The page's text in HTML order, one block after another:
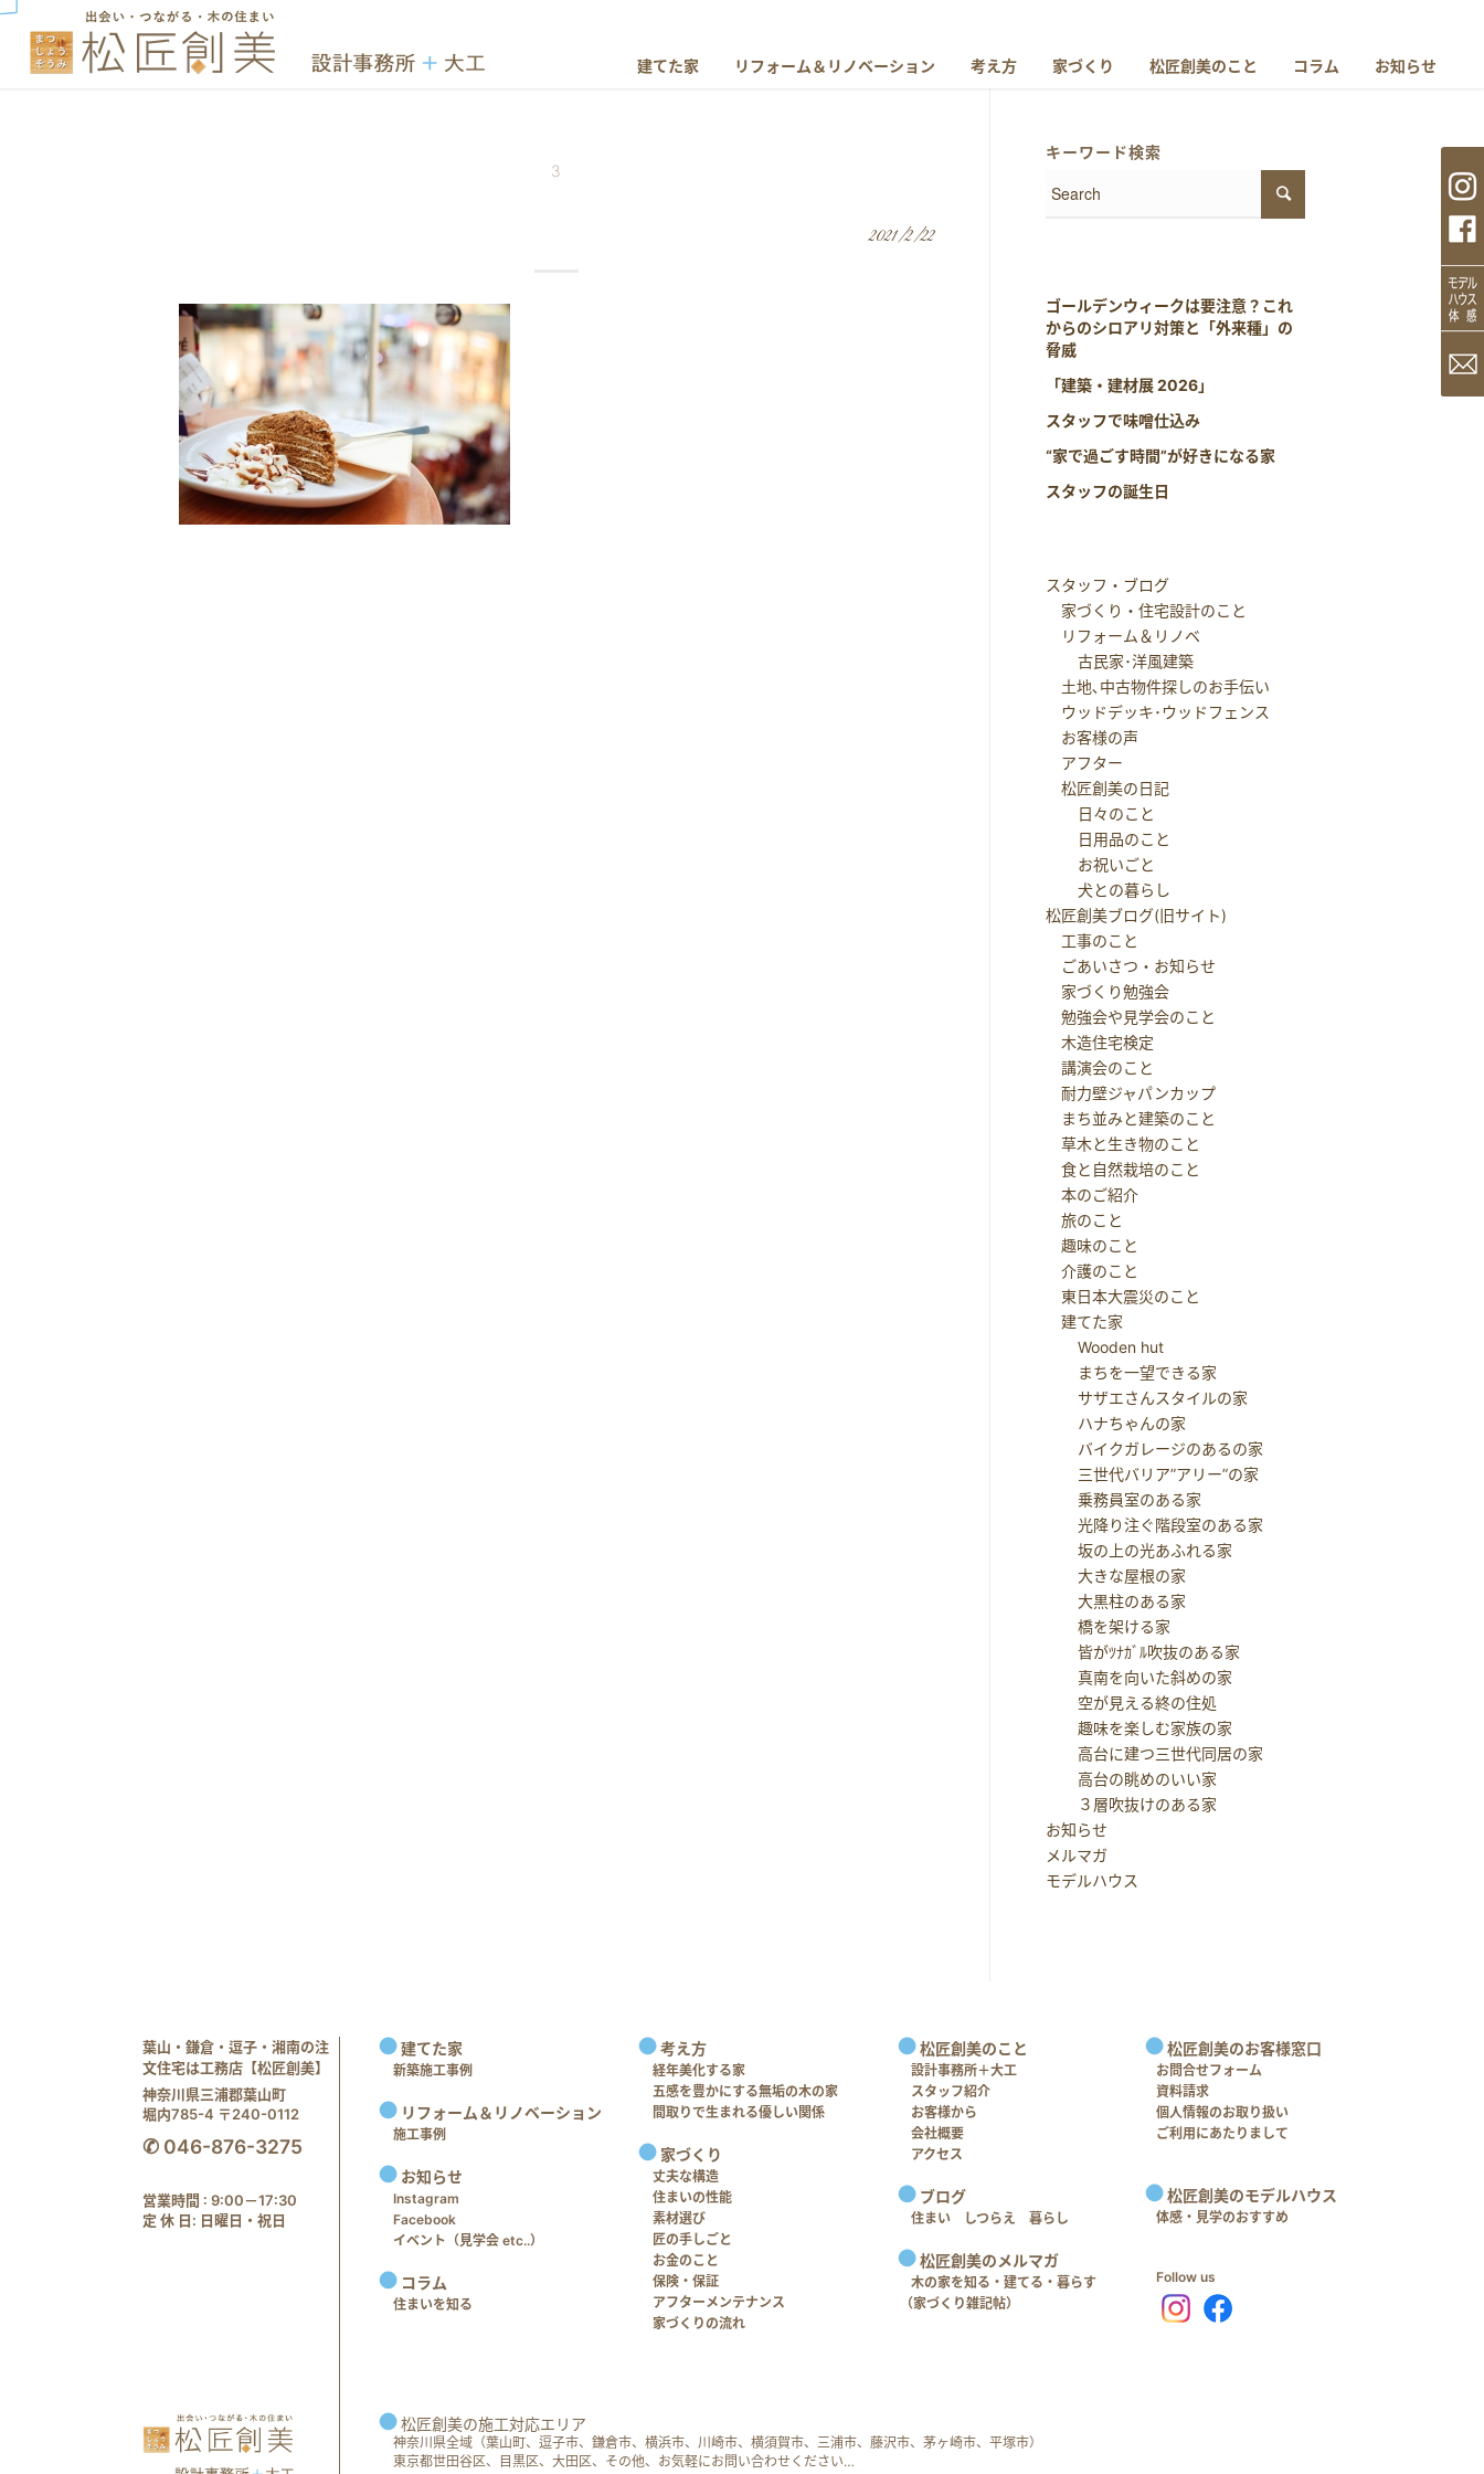
建てた家 リフォーム＆リノベーション 考え方 家づくり 松匠創美のこと コラム お知らせ
3
2021/2/22
キーワード検索
ゴールデンウィークは要注意？これ
からのシロアリ対策と「外来種」の
脅威
「建築・建材展 2026」
スタッフで味噌仕込み
“家で過ごす時間”が好きになる家
スタッフの誕生日
スタッフ・ブログ
家づくり・住宅設計のこと
リフォーム＆リノベ
古民家･洋風建築
土地､中古物件探しのお手伝い
ウッドデッキ･ウッドフェンス
お客様の声
アフター
松匠創美の日記
日々のこと
日用品のこと
お祝いごと
犬との暮らし
松匠創美ブログ(旧サイト)
工事のこと
ごあいさつ・お知らせ
家づくり勉強会
勉強会や見学会のこと
木造住宅検定
講演会のこと
耐力壁ジャパンカップ
まち並みと建築のこと
草木と生き物のこと
食と自然栽培のこと
本のご紹介
旅のこと
趣味のこと
介護のこと
東日本大震災のこと
建てた家
Wooden hut
まちを一望できる家
サザエさんスタイルの家
ハナちゃんの家
バイクガレージのあるの家
三世代バリア”アリー”の家
乗務員室のある家
光降り注ぐ階段室のある家
坂の上の光あふれる家
大きな屋根の家
大黒柱のある家
橋を架ける家
皆がﾂﾅｶﾞﾙ吹抜のある家
真南を向いた斜めの家
空が見える終の住処
趣味を楽しむ家族の家
高台に建つ三世代同居の家
高台の眺めのいい家
３層吹抜けのある家
お知らせ
メルマガ
モデルハウス
葉山・鎌倉・逗子・湘南の注
文住宅は工務店【松匠創美】
神奈川県三浦郡葉山町
堀内785-4 〒240-0112
✆ 046-876-3275
営業時間 : 9:00－17:30
定 休 日: 日曜日・祝日
建てた家
新築施工事例
リフォーム＆リノベーション
施工事例
お知らせ
Instagram
Facebook
イベント（見学会 etc..）
コラム
住まいを知る
考え方
経年美化する家
五感を豊かにする無垢の木の家
間取りで生まれる優しい関係
家づくり
丈夫な構造
住まいの性能
素材選び
匠の手しごと
お金のこと
保険・保証
アフターメンテナンス
家づくりの流れ
松匠創美のこと
設計事務所＋大工
スタッフ紹介
お客様から
会社概要
アクセス
ブログ
住まい しつらえ 暮らし
松匠創美のメルマガ
木の家を知る・建てる・暮らす
（家づくり雑記帖）
松匠創美のお客様窓口
お問合せフォーム
資料請求
個人情報のお取り扱い
ご利用にあたりまして
松匠創美のモデルハウス
体感・見学のおすすめ
Follow us
松匠創美の施工対応エリア
神奈川県全域（葉山町、逗子市、鎌倉市、横浜市、川崎市、横須賀市、三浦市、藤沢市、茅ヶ崎市、平塚市）
東京都世田谷区、目黒区、大田区、その他、お気軽にお問い合わせください…